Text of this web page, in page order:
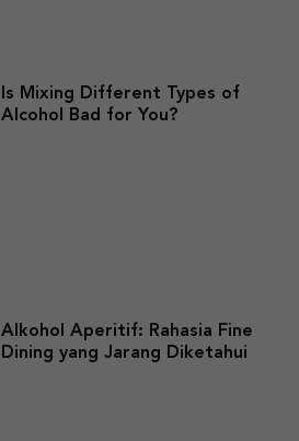
Is Mixing Different Types of
Alcohol Bad for You?
Alkohol Aperitif: Rahasia Fine
Dining yang Jarang Diketahui